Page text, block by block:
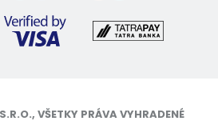
VŠETKY PRÁVA VYHRADENÉ